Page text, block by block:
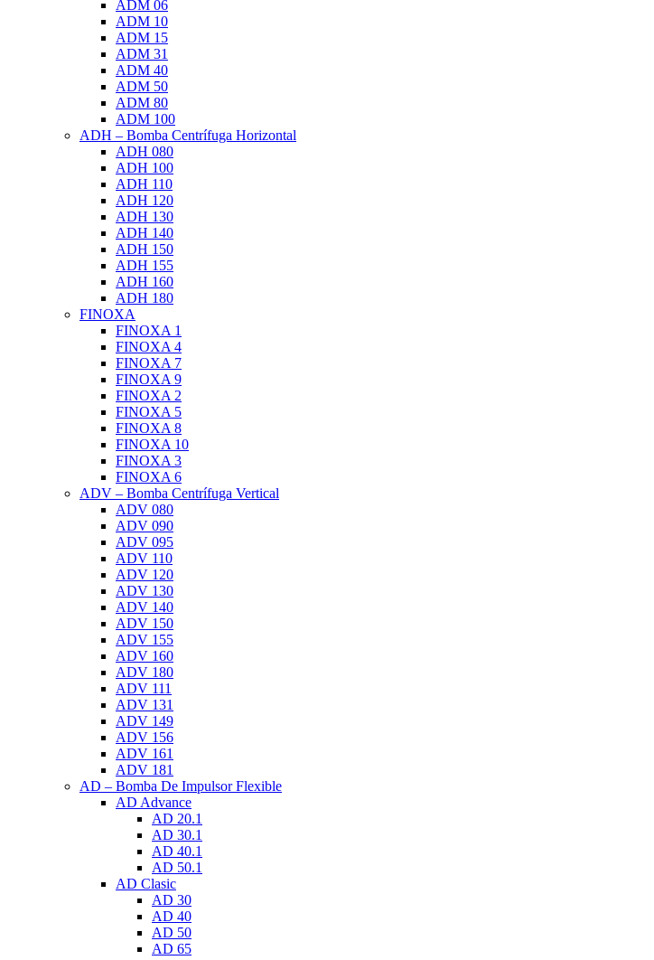
ADM 06
ADM 10
ADM 15
ADM 31
ADM 40
ADM 50
ADM 80
ADM 100
ADH – Bomba Centrífuga Horizontal
ADH 080
ADH 100
ADH 110
ADH 120
ADH 130
ADH 140
ADH 150
ADH 155
ADH 160
ADH 180
FINOXA
FINOXA 1
FINOXA 4
FINOXA 7
FINOXA 9
FINOXA 2
FINOXA 5
FINOXA 8
FINOXA 10
FINOXA 3
FINOXA 6
ADV – Bomba Centrífuga Vertical
ADV 080
ADV 090
ADV 095
ADV 110
ADV 120
ADV 130
ADV 140
ADV 150
ADV 155
ADV 160
ADV 180
ADV 111
ADV 131
ADV 149
ADV 156
ADV 161
ADV 181
AD – Bomba De Impulsor Flexible
AD Advance
AD 20.1
AD 30.1
AD 40.1
AD 50.1
AD Clasic
AD 30
AD 40
AD 50
AD 65